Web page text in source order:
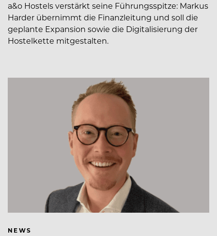
a&o Hostels verstärkt seine Führungsspitze: Markus
Harder übernimmt die Finanzleitung und soll die
geplante Expansion sowie die Digitalisierung der
Hostelkette mitgestalten.
NEWS